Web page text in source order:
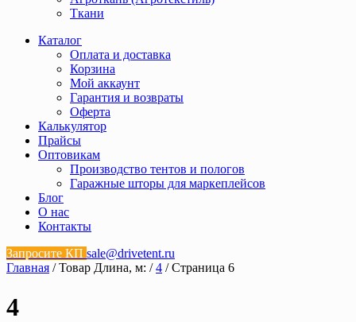
Ткани
Каталог
Оплата и доставка
Корзина
Мой аккаунт
Гарантия и возвраты
Оферта
Калькулятор
Прайсы
Оптовикам
Производство тентов и пологов
Гаражные шторы для маркеплейсов
Блог
О нас
Контакты
Запросите КП sale@drivetent.ru
Главная / Товар Длина, м: /4 / Страница 6
4